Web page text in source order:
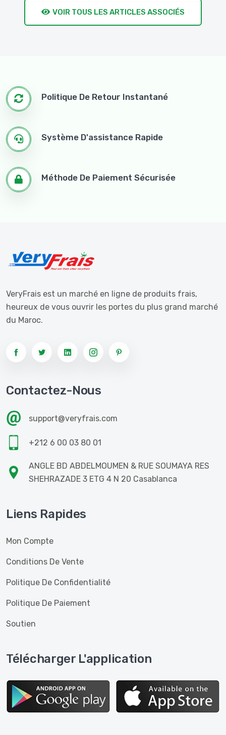
VOIR TOUS LES ARTICLES ASSOCIÉS
Politique De Retour Instantané
Système D'assistance Rapide
Méthode De Paiement Sécurisée
VeryFrais est un marché en ligne de produits frais,
heureux de vous ouvrir les portes du plus grand marché
du Maroc.
Contactez-Nous
support@veryfrais.com
+212 6 00 03 80 01
ANGLE BD ABDELMOUMEN & RUE SOUMAYA RES
SHEHRAZADE 3 ETG 4 N 20 Casablanca
Liens Rapides
Mon Compte
Conditions De Vente
Politique De Confidentialité
Politique De Paiement
Soutien
Télécharger L'application